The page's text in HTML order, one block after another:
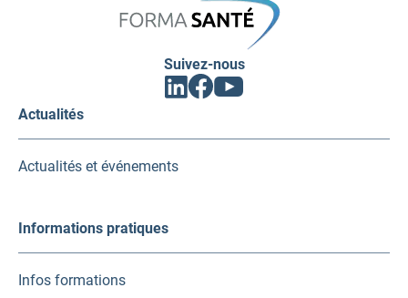
Suivez-nous
Linkedin
(ouvrir
nouvel
Facebook
(ouvrir
nouvel
Youtube
(ouvrir
nouvel
Actualités
Actualités et événements
Informations pratiques
Infos formations